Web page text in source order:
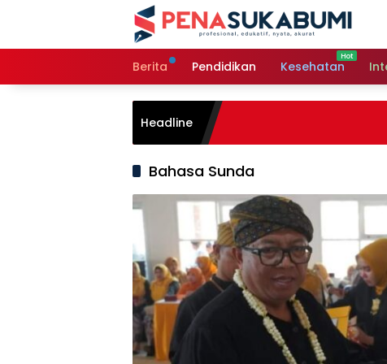
Berita Pendidikan Kesehatan
Headline
Bahasa Sunda